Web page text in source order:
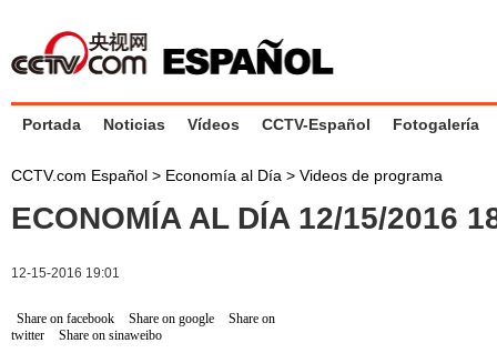
Portada Noticias Vídeos CCTV-Español Fotogalería
CCTV.com Español > Economía al Día > Videos de programa
ECONOMÍA AL DÍA 12/15/2016
12-15-2016 19:01
Share on facebook Share on google
Share on
twitter
Share on sinaweibo